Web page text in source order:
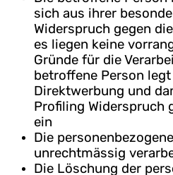
sich aus ihrer
Widerspruch gegen
es liegen keine
Gründe für die
betroffene Person
Direktwerbung und
Profiling Widerspruch
ein
Die
unrechtmässig
Die Löschung der